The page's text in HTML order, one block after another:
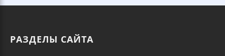
РАЗДЕЛЫ САЙТА